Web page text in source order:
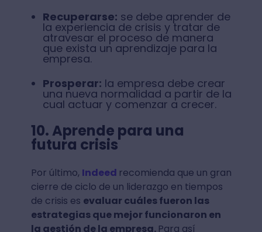
Recuperarse: se debe aprender de
la experiencia de crisis y tratar de
atravesar el proceso de manera
que exista un aprendizaje para la
empresa.
Prosperar: la empresa debe crear
una nueva normalidad a partir de la
cual actuar y comenzar a crecer.
10. Aprende para una
futura crisis
Por último, Indeed recomienda que un gran
cierre de ciclo de un liderazgo en tiempos
de crisis es evaluar cuáles fueron las
estrategias que mejor funcionaron en
la gestión de la empresa. Para así